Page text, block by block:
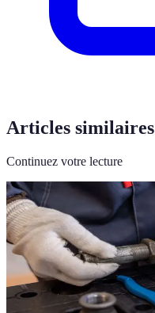
Articles similaires
Continuez votre lecture